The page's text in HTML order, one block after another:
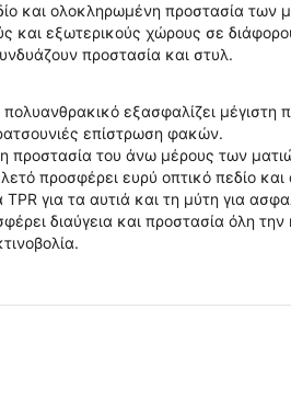
και ολοκληρωμένη προστασία των
και εξωτερικούς χώρους σε
προστασία και στυλ.
εξασφαλίζει μέγιστη
επίστρωση φακών.
προστασία του άνω μέρους των
προσφέρει ευρύ οπτικό πεδίο και
για τα αυτιά και τη μύτη για
διαύγεια και προστασία όλη την